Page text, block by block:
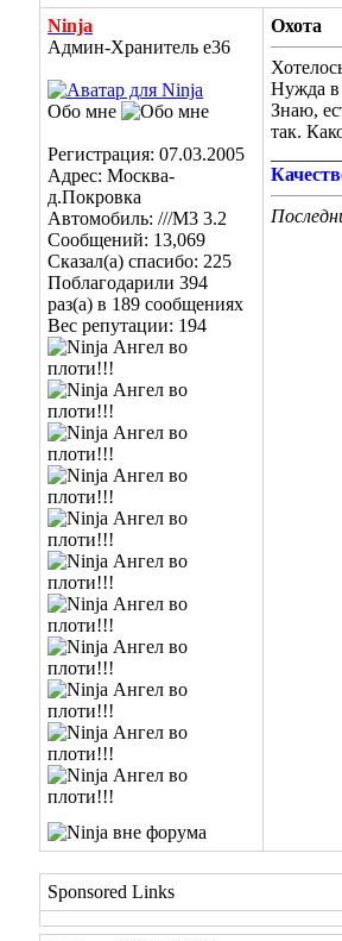
Ninja
Админ-Хранитель е36
Обо мне
Регистрация: 07.03.2005
Адрес: Москва-
д.Покровка
Автомобиль: ///M3 3.2
Сообщений: 13,069
Сказал(а) спасибо: 225
Поблагодарили 394
раз(а) в 189 сообщениях
Вес репутации: 194
Охота
Нужда в
Знаю,
так.
Sponsored Links